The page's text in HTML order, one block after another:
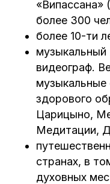
«Випассана»
более 300
более 10-ти
видеограф.
музыкальные
здорового
Царицыно,
Медитации,
странах, в
духовных